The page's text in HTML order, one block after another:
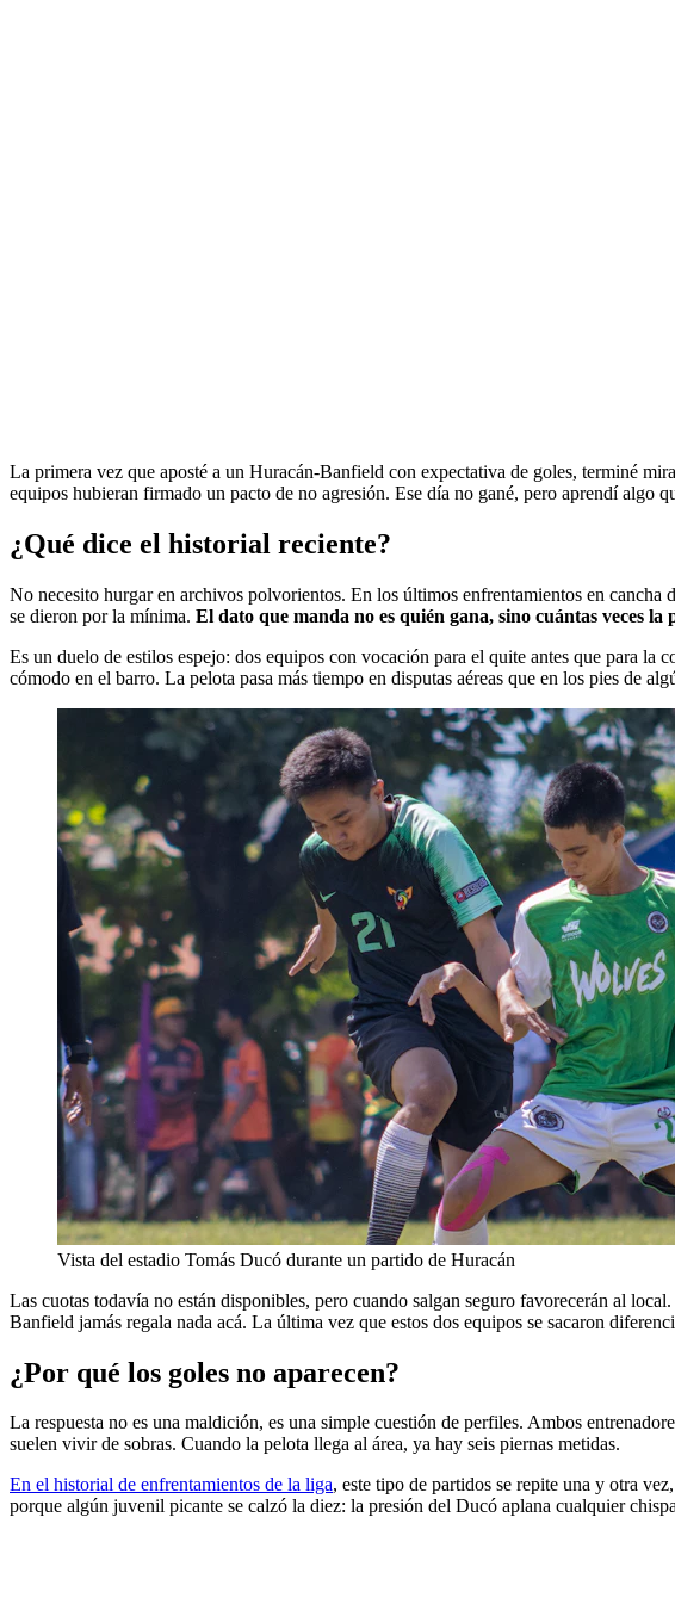
La primera vez que aposté a un Huracán-Banfield con expectativa de goles, terminé
equipos hubieran firmado un pacto de no agresión. Ese día no gané, pero aprendí algo
¿Qué dice el historial reciente?
No necesito hurgar en archivos polvorientos. En los últimos enfrentamientos en
se dieron por la mínima. El dato que manda no es quién gana, sino cuántas veces la
Es un duelo de estilos espejo: dos equipos con vocación para el quite antes que para
cómodo en el barro. La pelota pasa más tiempo en disputas aéreas que en los pies de
Vista del estadio Tomás Ducó durante un partido de Huracán
Las cuotas todavía no están disponibles, pero cuando salgan seguro favorecerán al
Banfield jamás regala nada acá. La última vez que estos dos equipos se sacaron
¿Por qué los goles no aparecen?
La respuesta no es una maldición, es una simple cuestión de perfiles. Ambos
suelen vivir de sobras. Cuando la pelota llega al área, ya hay seis piernas metidas.
En el historial de enfrentamientos de la liga, este tipo de partidos se repite una y otra
porque algún juvenil picante se calzó la diez: la presión del Ducó aplana cualquier